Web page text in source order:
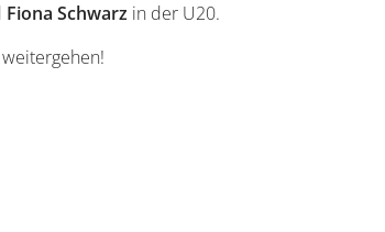
Fiona Schwarz in der U20.